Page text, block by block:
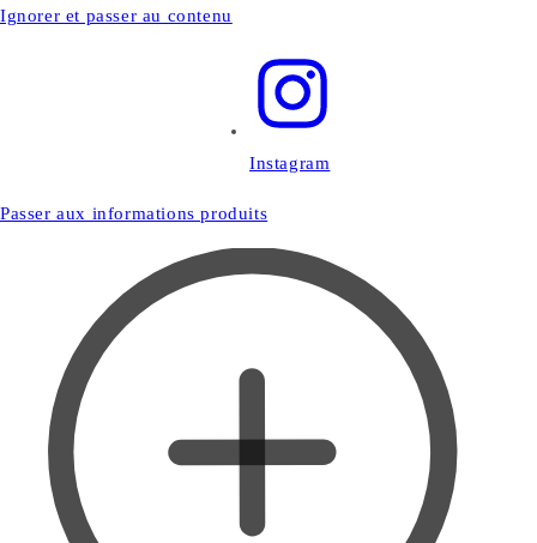
Ignorer et passer au contenu
Instagram
Passer aux informations produits